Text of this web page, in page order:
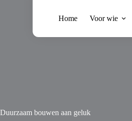
Home Voor wie
Duurzaam bouwen aan geluk